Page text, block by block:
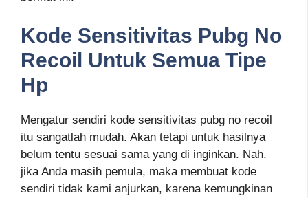
Kode Sensitivitas Pubg No
Recoil Untuk Semua Tipe
Hp
Mengatur sendiri kode sensitivitas pubg no recoil
itu sangatlah mudah. Akan tetapi untuk hasilnya
belum tentu sesuai sama yang di inginkan. Nah,
jika Anda masih pemula, maka membuat kode
sendiri tidak kami anjurkan, karena kemungkinan